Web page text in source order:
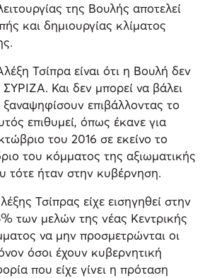
της Βουλής αποτελεί
και δημιουργίας κλίματος
Τσίπρα είναι ότι η Βουλή δεν
ΣΥΡΙΖΑ. Και δεν μπορεί να βάλει
επιβάλλοντας το
επιθυμεί, όπως έκανε για
του 2016 σε εκείνο το
του κόμματος της αξιωματικής
τότε ήταν στην κυβέρνηση.
Τσίπρας είχε εισηγηθεί στην
των μελών της νέας Κεντρικής
να μην προσμετρώνται οι
όσοι έχουν κυβερνητική
που είχε γίνει η πρόταση